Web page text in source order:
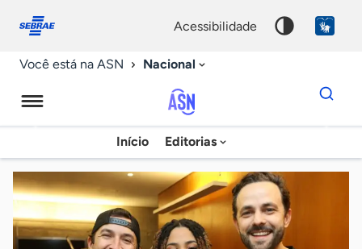
conosco
acessibilidade
Você está na ASN Nacional
Agência
Sebrae
de
Notícias
Início Editorias
Dados
para
chave